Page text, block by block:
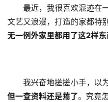
最近，我很喜欢混迹在
文艺又浪漫，打造的家都特
无一例外家里都用了这2样
我兴奋地搓搓小手，以
但一查资料还是蔫了。究竟